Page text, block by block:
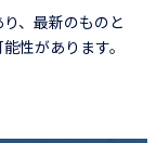
、最新のものと
性があります。